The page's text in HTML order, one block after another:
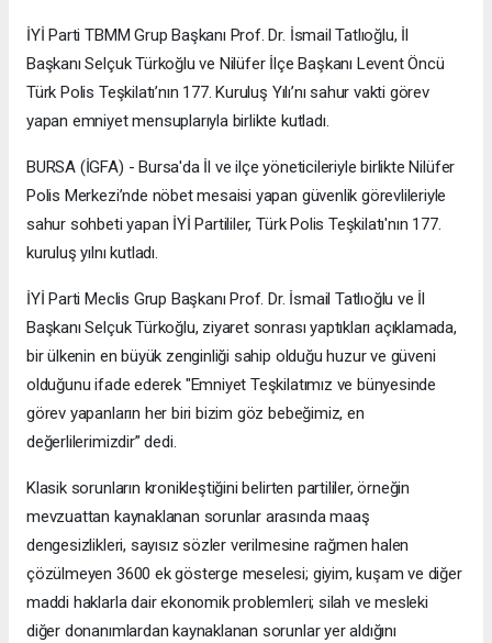
İYİ Parti TBMM Grup Başkanı Prof. Dr. İsmail Tatlıoğlu, İl
Başkanı Selçuk Türkoğlu ve Nilüfer İlçe Başkanı Levent Öncü
Türk Polis Teşkilatı’nın 177. Kuruluş Yılı’nı sahur vakti görev
yapan emniyet mensuplarıyla birlikte kutladı.
BURSA (İGFA) - Bursa'da İl ve ilçe yöneticileriyle birlikte Nilüfer
Polis Merkezi’nde nöbet mesaisi yapan güvenlik görevlileriyle
sahur sohbeti yapan İYİ Partililer, Türk Polis Teşkilatı'nın 177.
kuruluş yılnı kutladı.
İYİ Parti Meclis Grup Başkanı Prof. Dr. İsmail Tatlıoğlu ve İl
Başkanı Selçuk Türkoğlu, ziyaret sonrası yaptıkları açıklamada,
bir ülkenin en büyük zenginliği sahip olduğu huzur ve güveni
olduğunu ifade ederek "Emniyet Teşkilatımız ve bünyesinde
görev yapanların her biri bizim göz bebeğimiz, en
değerlilerimizdir” dedi.
Klasik sorunların kronikleştiğini belirten partililer, örneğin
mevzuattan kaynaklanan sorunlar arasında maaş
dengesizlikleri, sayısız sözler verilmesine rağmen halen
çözülmeyen 3600 ek gösterge meselesi; giyim, kuşam ve diğer
maddi haklarla dair ekonomik problemleri; silah ve mesleki
diğer donanımlardan kaynaklanan sorunlar yer aldığını